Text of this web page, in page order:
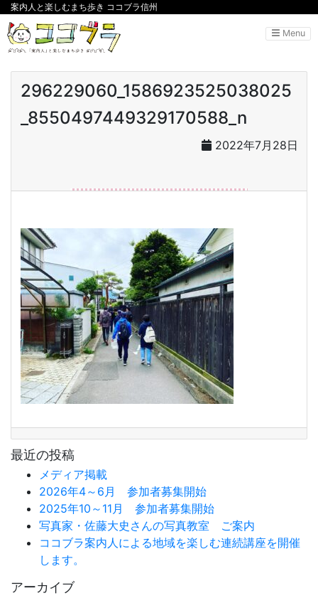
案内人と楽しむまち歩き ココブラ信州
Menu
296229060_1586923525038025
_8550497449329170588_n
2022年7月28日
最近の投稿
メディア掲載
2026年4～6月 参加者募集開始
2025年10～11月 参加者募集開始
写真家・佐藤大史さんの写真教室 ご案内
ココブラ案内人による地域を楽しむ連続講座を開催
します。
アーカイブ